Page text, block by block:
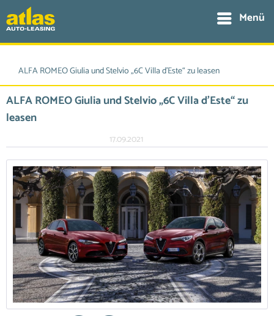
Menü
ALFA ROMEO Giulia und Stelvio „6C Villa d’Este“ zu leasen
ALFA ROMEO Giulia und Stelvio „6C Villa d’Este“ zu
leasen
17.09.2021